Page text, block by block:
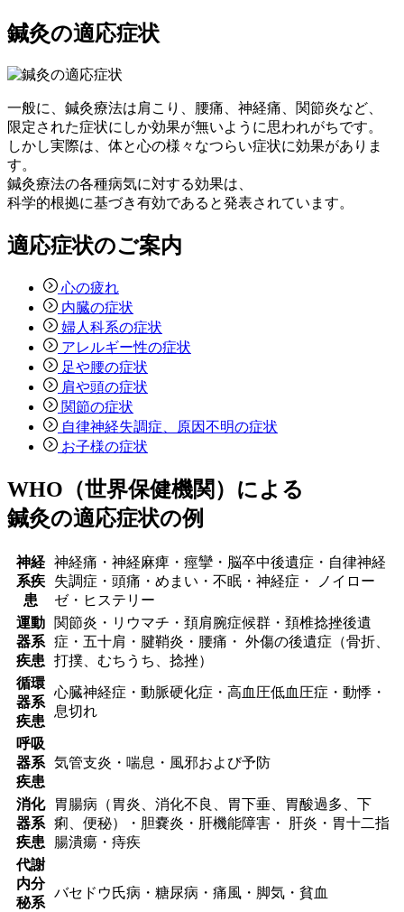
鍼灸の適応症状
一般に、鍼灸療法は肩こり、腰痛、神経痛、関節炎など、
限定された症状にしか効果が無いように思われがちです。
しかし実際は、体と心の様々なつらい症状に効果がありま
す。
鍼灸療法の各種病気に対する効果は、
科学的根拠に基づき有効であると発表されています。
適応症状のご案内
心の疲れ
内臓の症状
婦人科系の症状
アレルギー性の症状
足や腰の症状
肩や頭の症状
関節の症状
自律神経失調症、原因不明の症状
お子様の症状
WHO（世界保健機関）による
鍼灸の適応症状の例
神経
系疾
患
神経痛・神経麻痺・痙攣・脳卒中後遺症・自律神経
失調症・頭痛・めまい・不眠・神経症・ ノイロー
ゼ・ヒステリー
運動
器系
疾患
関節炎・リウマチ・頚肩腕症候群・頚椎捻挫後遺
症・五十肩・腱鞘炎・腰痛・ 外傷の後遺症（骨折、
打撲、むちうち、捻挫）
循環
器系
疾患
心臓神経症・動脈硬化症・高血圧低血圧症・動悸・
息切れ
呼吸
器系
疾患
気管支炎・喘息・風邪および予防
消化
器系
疾患
胃腸病（胃炎、消化不良、胃下垂、胃酸過多、下
痢、便秘）・胆嚢炎・肝機能障害・ 肝炎・胃十二指
腸潰瘍・痔疾
代謝
内分
秘系
バセドウ氏病・糖尿病・痛風・脚気・貧血